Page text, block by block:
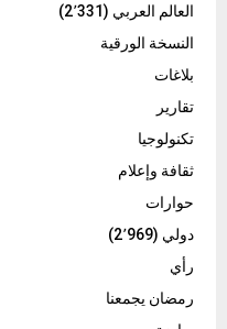
العالم العربي (2٬331)
النسخة الورقية
بلاغات
تقارير
تكنولوجيا
ثقافة وإعلام
حوارات
دولي (2٬969)
رأي
رمضان يجمعنا